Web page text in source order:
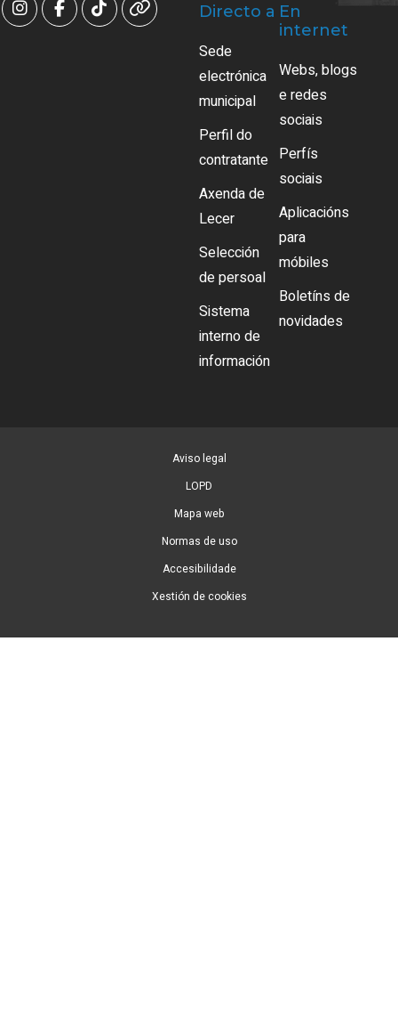
Directo a
Sede
electrónica
municipal
Perfil do
contratante
Axenda de
Lecer
Selección
de persoal
Sistema
interno de
información
En
internet
Webs, blogs
e redes
sociais
Perfís
sociais
Aplicacións
para
móbiles
Boletíns de
novidades
Aviso legal
LOPD
Mapa web
Normas de uso
Accesibilidade
Xestión de cookies